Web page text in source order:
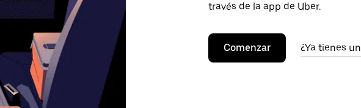
través de la app de Uber.
Comenzar ¿Ya tienes